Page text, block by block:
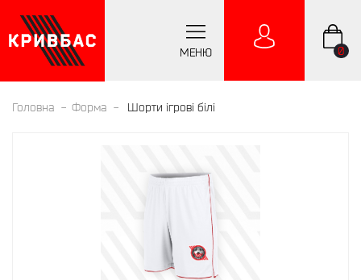
МЕНЮ 0
Головна Форма Шорти ігрові білі